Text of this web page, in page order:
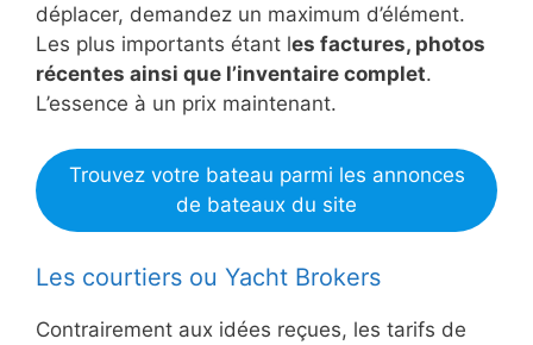
déplacer, demandez un maximum d’élément.
Les plus importants étant les factures, photos
récentes ainsi que l’inventaire complet.
L’essence à un prix maintenant.
Trouvez votre bateau parmi les annonces
de bateaux du site
Les courtiers ou Yacht Brokers
Contrairement aux idées reçues, les tarifs de